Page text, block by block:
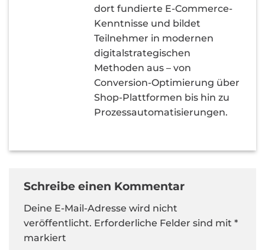
dort fundierte E-Commerce-
Kenntnisse und bildet
Teilnehmer in modernen
digitalstrategischen
Methoden aus – von
Conversion-Optimierung über
Shop-Plattformen bis hin zu
Prozessautomatisierungen.
Schreibe einen Kommentar
Deine E-Mail-Adresse wird nicht
veröffentlicht. Erforderliche Felder sind mit *
markiert